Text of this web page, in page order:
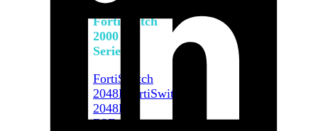
FortiSwitch
2000
Series
FortiSwitch
2048F
FortiSwitch
2048F-
B2F